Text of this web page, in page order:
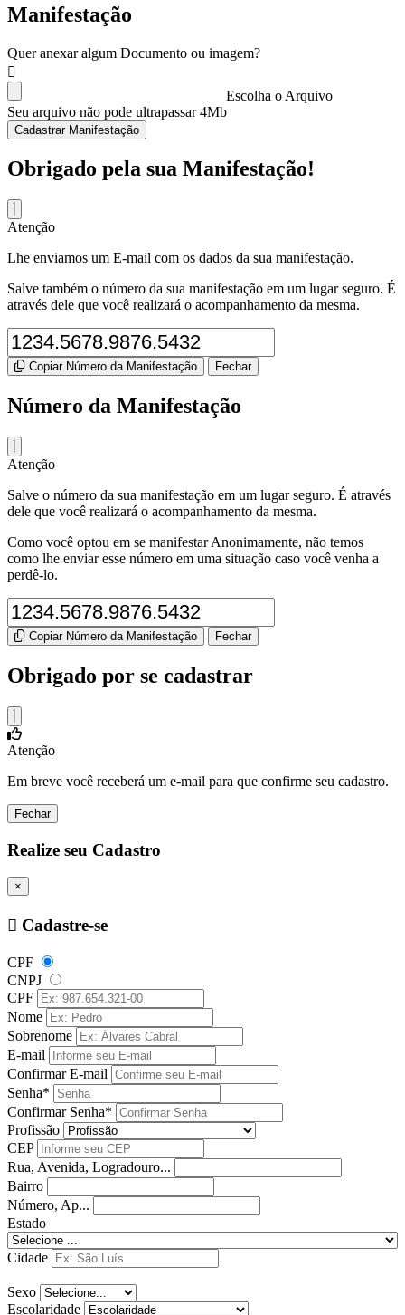
Manifestação
Quer anexar algum Documento ou imagem?
Escolha o Arquivo
Seu arquivo não pode ultrapassar 4Mb
Cadastrar Manifestação
Obrigado pela sua Manifestação!
Atenção
Lhe enviamos um E-mail com os dados da sua manifestação.
Salve também o número da sua manifestação em um lugar seguro. É
através dele que você realizará o acompanhamento da mesma.
Copiar Número da Manifestação Fechar
Número da Manifestação
Atenção
Salve o número da sua manifestação em um lugar seguro. É através
dele que você realizará o acompanhamento da mesma.
Como você optou em se manifestar Anonimamente, não temos
como lhe enviar esse número em uma situação caso você venha a
perdê-lo.
Copiar Número da Manifestação Fechar
Obrigado por se cadastrar
Atenção
Em breve você receberá um e-mail para que confirme seu cadastro.
Fechar
Realize seu Cadastro
×
Cadastre-se
CPF
CNPJ
CPF
Nome
Sobrenome
E-mail
Confirmar E-mail
Senha*
Confirmar Senha*
Profissão
CEP
Rua, Avenida, Logradouro...
Bairro
Número, Ap...
Estado
Cidade
Sexo
Escolaridade